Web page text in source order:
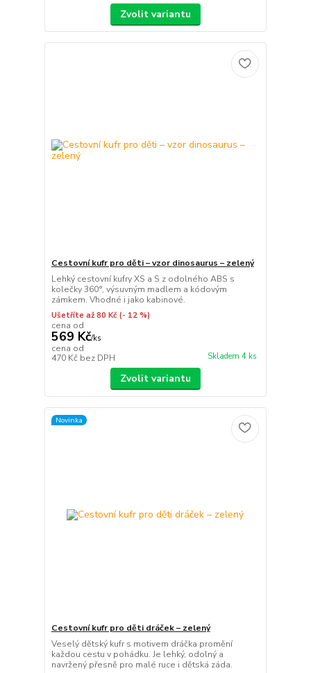
Zvolit variantu
Cestovní kufr pro děti – vzor dinosaurus – zelený
Lehký cestovní kufry XS a S z odolného ABS s
kolečky 360°, výsuvným madlem a kódovým
zámkem. Vhodné i jako kabinové.
Ušetříte až 80 Kč (- 12 %)
cena od
569 Kč/ks
cena od
470 Kč bez DPH Skladem 4 ks
Zvolit variantu
Novinka
Cestovní kufr pro děti dráček – zelený
Veselý dětský kufr s motivem dráčka promění
každou cestu v pohádku. Je lehký, odolný a
navržený přesně pro malé ruce i dětská záda.